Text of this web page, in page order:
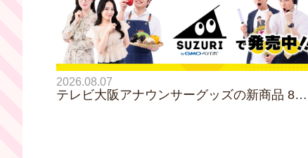
2026.08.07
テレビ大阪アナウンサーグッズの新商品 8月8